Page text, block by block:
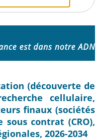
est dans notre ADN
(découverte de
cellulaire,
finaux (sociétés
contrat (CRO),
2026-2034